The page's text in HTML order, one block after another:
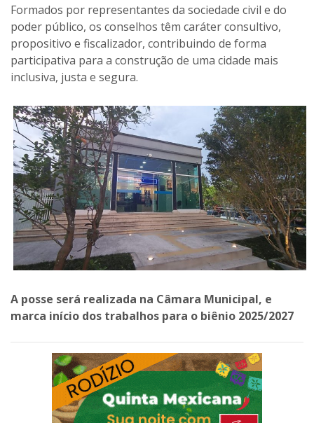
Formados por representantes da sociedade civil e do
poder público, os conselhos têm caráter consultivo,
propositivo e fiscalizador, contribuindo de forma
participativa para a construção de uma cidade mais
inclusiva, justa e segura.
A posse será realizada na Câmara Municipal, e
marca início dos trabalhos para o biênio 2025/2027